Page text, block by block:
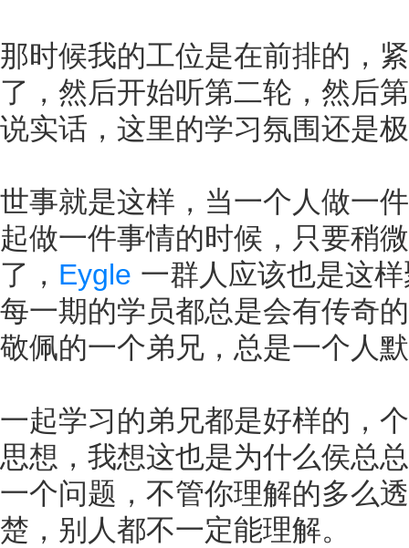
那时候我的工位是在前排的，
了，然后开始听第二轮，然后
说实话，这里的学习氛围还是
世事就是这样，当一个人做一
起做一件事情的时候，只要稍
了， Eygle 一群人应该也是这
每一期的学员都总是会有传奇
敬佩的一个弟兄，总是一个人
一起学习的弟兄都是好样的，
思想，我想这也是为什么侯总
一个问题，不管你理解的多么
楚，别人都不一定能理解。